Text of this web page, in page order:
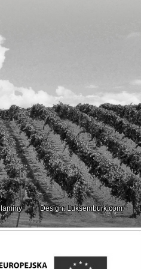
Design: Luksemburk.com